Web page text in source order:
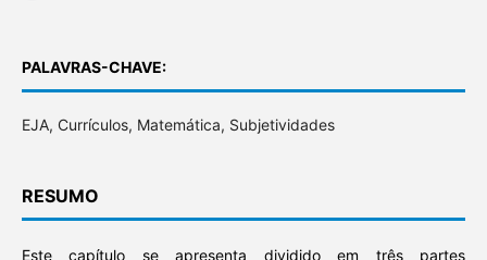
PALAVRAS-CHAVE:
EJA, Currículos, Matemática, Subjetividades
RESUMO
Este capítulo se apresenta dividido em três partes